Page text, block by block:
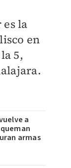
la
en
5,
a
armas